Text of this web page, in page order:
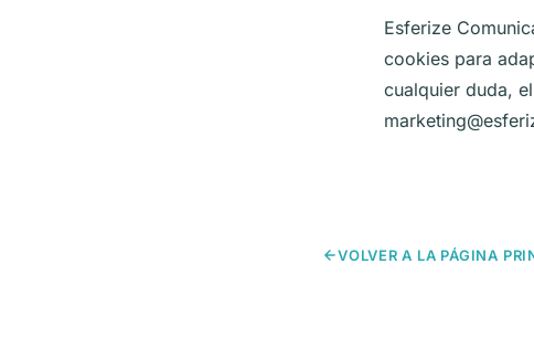
Esferize
cookies para
cualquier duda,
VOLVER A LA PÁGINA